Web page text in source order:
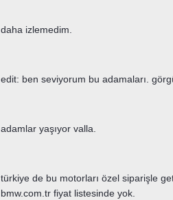
daha izlemedim.
edit: ben seviyorum bu adamaları.
adamlar yaşıyor valla.
türkiye de bu motorları özel siparişle
bmw.com.tr fiyat listesinde yok.